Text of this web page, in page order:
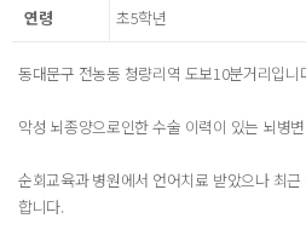
연령 초5학년
동대문구 전농동 청량리역 도보10분거리입니
악성 뇌종양으로인한 수술 이력이 있는 뇌병
순회교육과 병원에서 언어치료 받았으나 최
합니다.